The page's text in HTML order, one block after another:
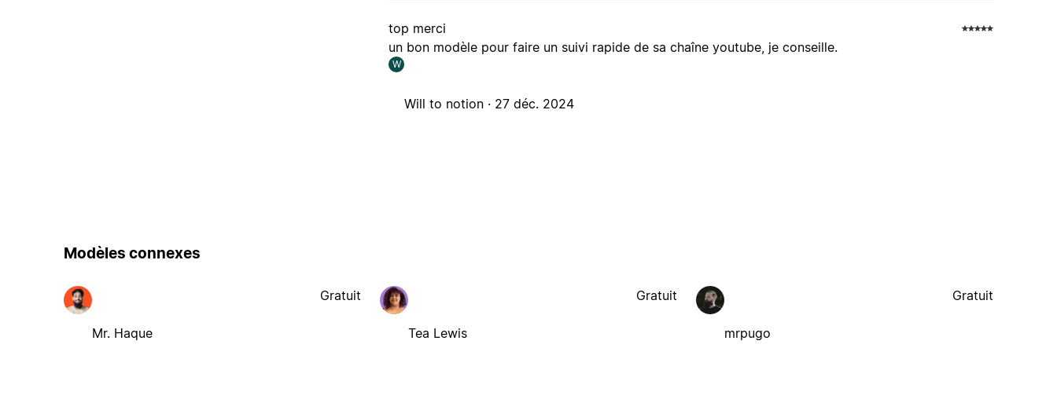
top merci
un bon modèle pour faire un suivi rapide de sa chaîne youtube, je conseille.
W
Will to notion · 27 déc. 2024
Modèles connexes
Mr. Haque
Gratuit
Tea Lewis
Gratuit
mrpugo
Gratuit